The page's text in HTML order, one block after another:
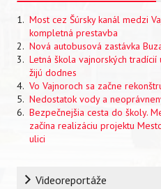
Most cez Šúrsky kanál medzi
kompletná prestavba
Nová autobusová zastávka
Letná škola vajnorských
žijú dodnes
Vo Vajnoroch sa začne
Nedostatok vody a
Bezpečnejšia cesta do školy.
začína realizáciu projektu
ulici
RubrikaVideoreportáže